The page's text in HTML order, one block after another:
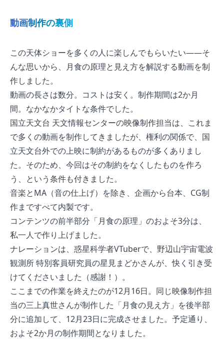
動画制作の裏側
この天体ショーを多くの人に楽しんでもらいたい——そ
んな思いから、月食の原理と見え方を解説する動画を制
作しました。
動画の長さは数分。コストは安く。制作期間は2か月
間。なかなかタイトな条件でした。
国立天文台 天文情報センターの映像制作担当は、これま
で多くの動画を制作してきましたが、権利の関係で、国
立天文台外での上映に制約があるものが多くありまし
た。そのため、今回はその制約をなくしたものを作ろ
う、という条件も付きました。
音楽とMA（音の仕上げ）を除き、企画から台本、CG制
作まですべて内製です。
コンテンツの前半部分「月食の原理」のおよそ3分は、
私一人で作り上げました。
ナレーションは、惑星科学者VTuberで、野辺山宇宙電波
観測所 特別客員研究員の星見まどかさんが、快く引き受
けてくださいました（感謝！）。
ここまでの作業を終えたのが12月16日。同じ映像制作担
当の三上真世さんが制作した「月食の見え方」を後半部
分に追加して、12月23日に完成させました。予定通り、
およそ2か月の制作期間となりました。